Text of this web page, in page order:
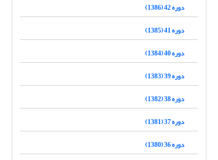
دوره 42 (1386)
دوره 41 (1385)
دوره 40 (1384)
دوره 39 (1383)
دوره 38 (1382)
دوره 37 (1381)
دوره 36 (1380)